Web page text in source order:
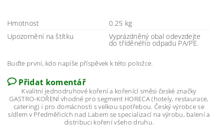
Hmotnost
0.25 kg
Upozornění na štítku
Vyprázdněný obal odevzdejte
do tříděného odpadu PA/PE.
Buďte první, kdo napíše příspěvek k této položce.
Přidat komentář
Kvalitní jednodruhové koření a kořenící směsi české značky
GASTRO-KOŘENÍ vhodné pro segment HORECA (hotely, restaurace,
catering) i pro domácnosti s velkou spotřebou. Český výrobce se
sídlem v Předměřicích nad Labem se specializací na výrobu, balení a
distribuci koření všeho druhu.